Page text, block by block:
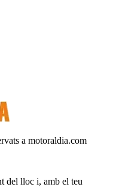
a motoraldia.com
del lloc i, amb el teu